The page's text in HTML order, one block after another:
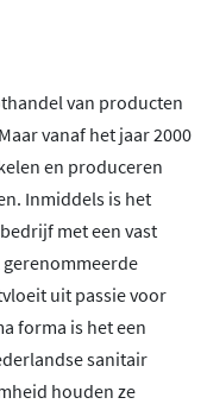
van producten
vanaf het jaar 2000
en produceren
Inmiddels is het
met een vast
uit passie voor
forma is het een
sanitair
houden ze